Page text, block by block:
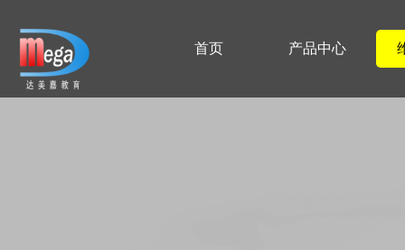
首页 产品中心